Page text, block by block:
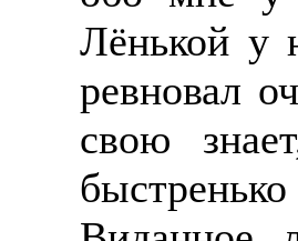
Лёнькой у
ревновал
свою